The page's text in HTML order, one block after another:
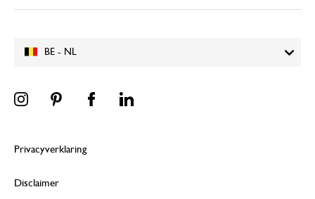
BE - NL
Privacyverklaring
Disclaimer